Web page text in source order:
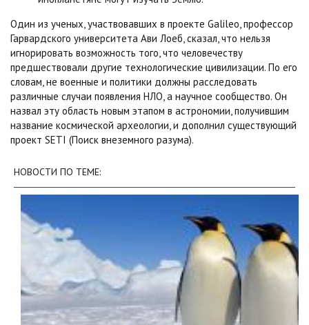
Один из ученых, участвовавших в проекте Galileo, профессор
Гарвардского университета Ави Лоеб, сказал, что нельзя
игнорировать возможность того, что человечеству
предшествовали другие технологические цивилизации. По его
словам, не военные и политики должны расследовать
различные случаи появления НЛО, а научное сообщество. Он
назвал эту область новым этапом в астрономии, получившим
название космической археологии, и дополнил существующий
проект SETI (Поиск внеземного разума).
НОВОСТИ ПО ТЕМЕ: